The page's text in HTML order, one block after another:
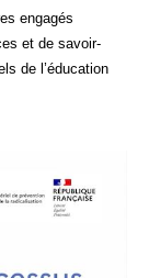
engagés
et de savoir-
de l’éducation